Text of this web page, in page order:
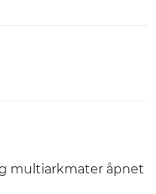
multiarkmater åpnet